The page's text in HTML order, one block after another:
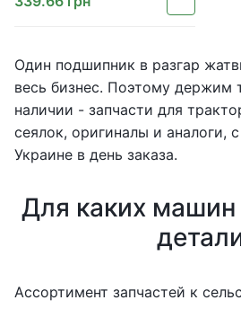
Один подшипник в разгар
весь бизнес. Поэтому держим
наличии - запчасти для
сеялок, оригиналы и аналоги,
Украине в день заказа.
Для каких
Ассортимент запчастей к